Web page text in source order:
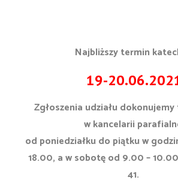
Najbliższy termin
19-
Zgłoszenia udziału
w kancelarii
od poniedziałku do piątku w
18.00, a w sobotę od 9.00 –
41.